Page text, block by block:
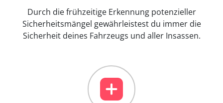
Durch die frühzeitige Erkennung potenzieller
Sicherheitsmängel gewährleistest du immer die
Sicherheit deines Fahrzeugs und aller Insassen.